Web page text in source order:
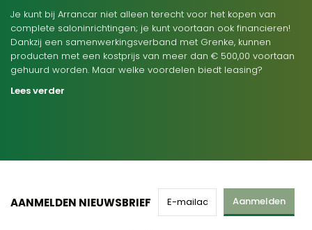
Je kunt bij Arrancar niet alleen terecht voor het kopen van
complete saloninrichtingen; je kunt voortaan ook financieren!
Dankzij een samenwerkingsverband met Grenke, kunnen
producten met een kostprijs van meer dan € 500,00 voortaan
gehuurd worden. Maar welke voordelen biedt leasing?
Lees verder
AANMELDEN NIEUWSBRIEF Aanmelden